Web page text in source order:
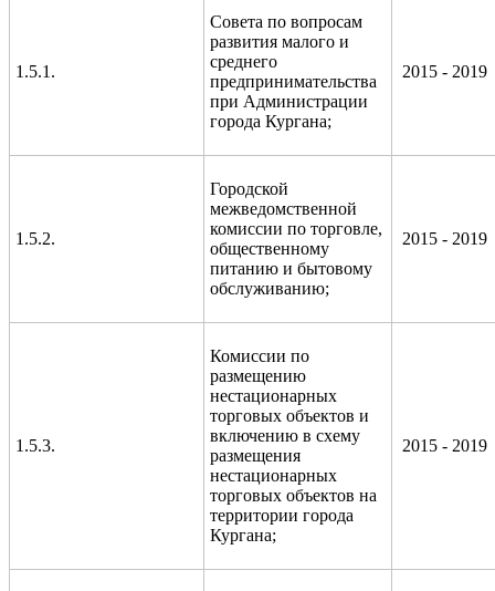
1.5.1.
Совета по вопросам
развития малого и
среднего
предпринимательства
при Администрации
города Кургана;
2015 - 2019
1.5.2.
Городской
межведомственной
комиссии по торговле,
общественному
питанию и бытовому
обслуживанию;
2015 - 2019
1.5.3.
Комиссии по
размещению
нестационарных
торговых объектов и
включению в схему
размещения
нестационарных
торговых объектов на
территории города
Кургана;
2015 - 2019